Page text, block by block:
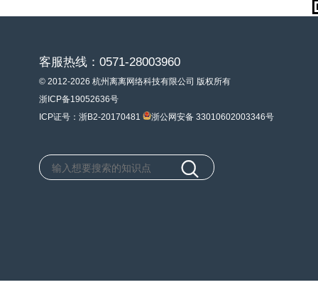
客服热线：0571-28003960
© 2012-2026 杭州离离网络科技有限公司 版权所有
浙ICP备19052636号
ICP证号：浙B2-20170481
浙公网安备 33010602003346号